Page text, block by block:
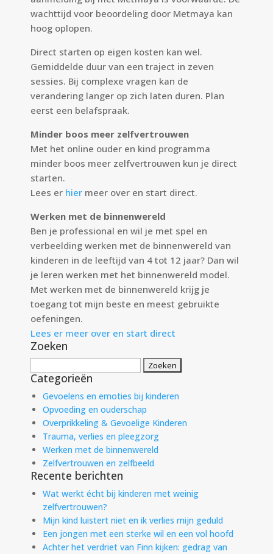
wachttijd voor beoordeling door Metmaya kan
hoog oplopen.
Direct starten op eigen kosten kan wel.
Gemiddelde duur van een traject in zeven
sessies. Bij complexe vragen kan de
verandering langer op zich laten duren. Plan
eerst een belafspraak.
Minder boos meer zelfvertrouwen
Met het online ouder en kind programma
minder boos meer zelfvertrouwen kun je direct
starten.
Lees er hier meer over en start direct.
Werken met de binnenwereld
Ben je professional en wil je met spel en
verbeelding werken met de binnenwereld van
kinderen in de leeftijd van 4 tot 12 jaar? Dan wil
je leren werken met het binnenwereld model.
Met werken met de binnenwereld krijg je
toegang tot mijn beste en meest gebruikte
oefeningen.
Lees er meer over en start direct
Zoeken
naar:
Categorieën
Gevoelens en emoties bij kinderen
Opvoeding en ouderschap
Overprikkeling & Gevoelige Kinderen
Trauma, verlies en pleegzorg
Werken met de binnenwereld
Zelfvertrouwen en zelfbeeld
Recente berichten
Wat werkt écht bij kinderen met weinig
zelfvertrouwen?
Mijn kind luistert niet en ik verlies mijn geduld
Een jongen met een sterke wil en een vol hoofd
Achter het verdriet van Finn kijken: gedrag van